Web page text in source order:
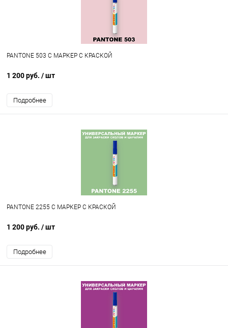
PANTONE 503 C МАРКЕР С КРАСКОЙ
1 200 руб. / шт
Подробнее
PANTONE 2255 C МАРКЕР С КРАСКОЙ
1 200 руб. / шт
Подробнее